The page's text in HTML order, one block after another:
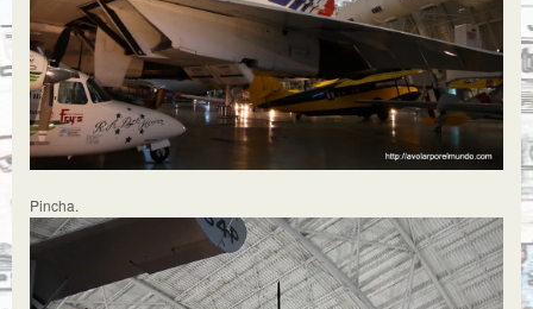
Pincha.